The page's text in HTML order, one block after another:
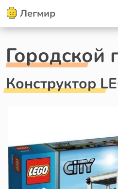
Легмир
Городской
Конструктор